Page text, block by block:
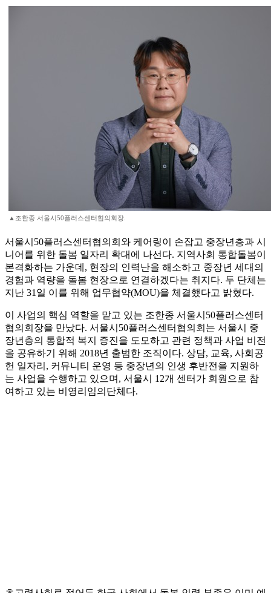
▲조한종 서울시50플러스센터협의회장.
서울시50플러스센터협의회와 케어링이 손잡고 중장년층과 시
니어를 위한 돌봄 일자리 확대에 나선다. 지역사회 통합돌봄이
본격화하는 가운데, 현장의 인력난을 해소하고 중장년 세대의
경험과 역량을 돌봄 현장으로 연결하겠다는 취지다. 두 단체는
지난 31일 이를 위해 업무협약(MOU)을 체결했다고 밝혔다.
이 사업의 핵심 역할을 맡고 있는 조한종 서울시50플러스센터
협의회장을 만났다. 서울시50플러스센터협의회는 서울시 중
장년층의 통합적 복지 증진을 도모하고 관련 정책과 사업 비전
을 공유하기 위해 2018년 출범한 조직이다. 상담, 교육, 사회공
헌 일자리, 커뮤니티 운영 등 중장년의 인생 후반전을 지원하
는 사업을 수행하고 있으며, 서울시 12개 센터가 회원으로 참
여하고 있는 비영리임의단체다.